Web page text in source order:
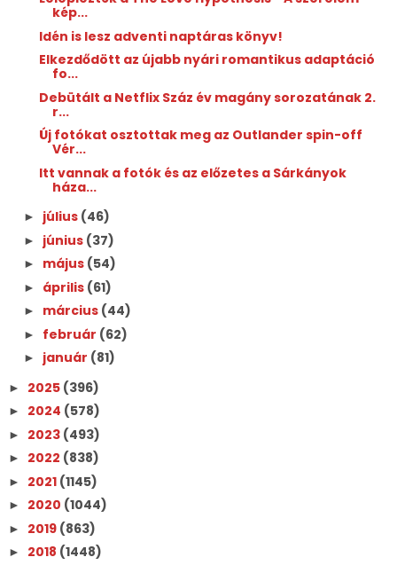
kép...
Idén is lesz adventi naptáras könyv!
Elkezdődött az újabb nyári romantikus adaptáció
fo...
Debütált a Netflix Száz év magány sorozatának 2.
r...
Új fotókat osztottak meg az Outlander spin-off
Vér...
Itt vannak a fotók és az előzetes a Sárkányok
háza...
► július (46)
► június (37)
► május (54)
► április (61)
► március (44)
► február (62)
► január (81)
► 2025 (396)
► 2024 (578)
► 2023 (493)
► 2022 (838)
► 2021 (1145)
► 2020 (1044)
► 2019 (863)
► 2018 (1448)